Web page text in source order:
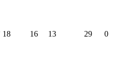
18 16 13 29 0